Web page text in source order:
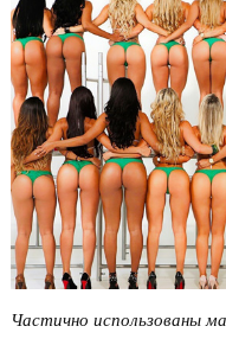
Частично использованы